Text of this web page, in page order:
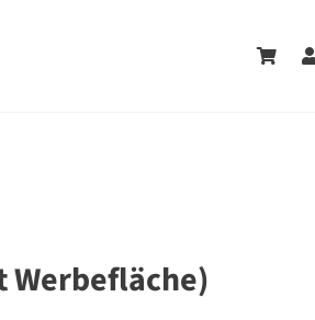
Werbefläche)